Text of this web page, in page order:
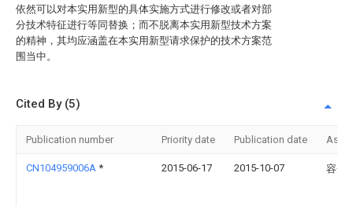
依然可以对本实用新型的具体实施方式进行修改或者对部
分技术特征进行等同替换；而不脱离本实用新型技术方案
的精神，其均应涵盖在本实用新型请求保护的技术方案范
围当中。
Cited By (5)
Publication number Priority date Publication date
CN104959006A * 2015-06-17 2015-10-07 容秀